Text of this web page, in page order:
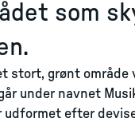
som
stort, grønt
under navnet
udformet efter